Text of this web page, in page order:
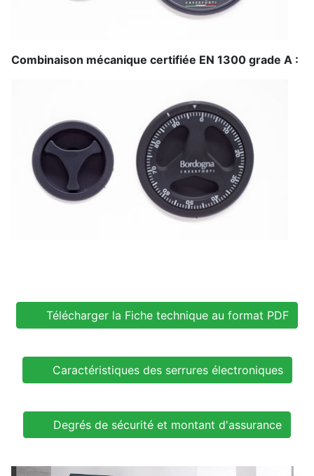
Combinaison mécanique certifiée EN 1300 grade A :
Télécharger la Fiche technique au format PDF
Caractéristiques des serrures électroniques
Degrés de sécurité et montant d'assurance